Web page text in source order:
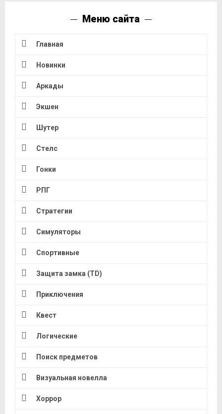
Меню сайта
Главная
Новинки
Аркады
Экшен
Шутер
Стелс
Гонки
РПГ
Стратегии
Симуляторы
Спортивные
Защита замка (TD)
Приключения
Квест
Логические
Поиск предметов
Визуальная новелла
Хоррор